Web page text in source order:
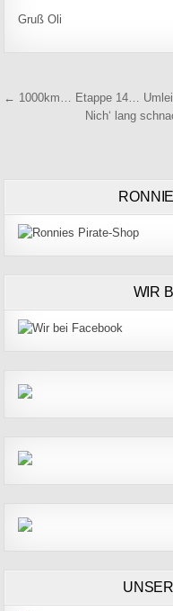
Gruß Oli
← 1000km… Etappe 14…
Nich‘ lang
WIR